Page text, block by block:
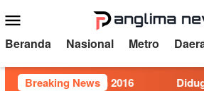
ke
kontenMobile
Beranda Nasional Metro
Breaking News
5 Tahun 2016 Diduga